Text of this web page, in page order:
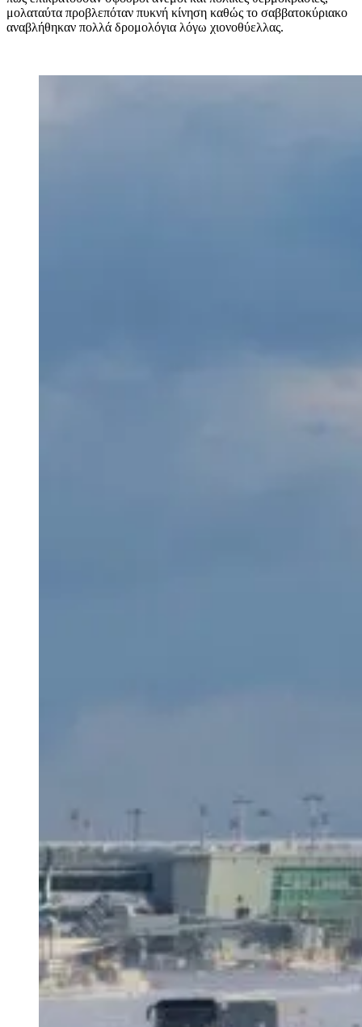
μολαταύτα προβλεπόταν πυκνή κίνηση καθώς το σαββατοκύριακο
αναβλήθηκαν πολλά δρομολόγια λόγω χιονοθύελλας.